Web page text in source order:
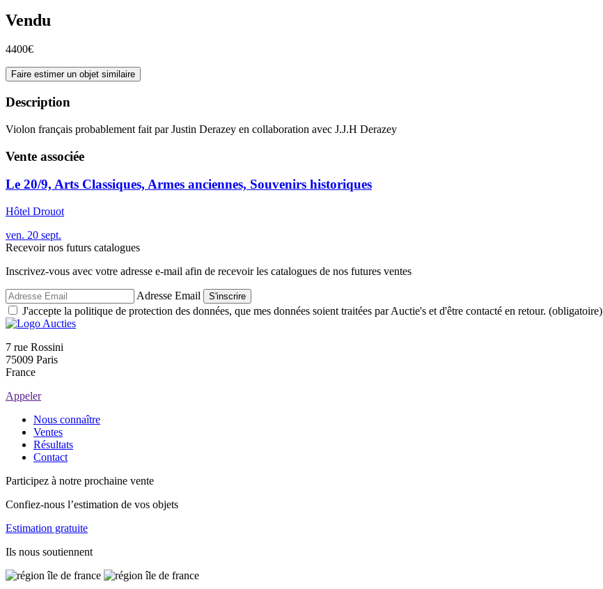
Vendu
4400€
Faire estimer un objet similaire
Description
Violon français probablement fait par Justin Derazey en collaboration avec J.J.H Derazey
Vente associée
Le 20/9, Arts Classiques, Armes anciennes, Souvenirs historiques
Hôtel Drouot
ven. 20 sept.
Recevoir nos futurs catalogues
Inscrivez-vous avec votre adresse e-mail afin de recevoir les catalogues de nos futures ventes
Adresse Email S'inscrire
J'accepte la politique de protection des données, que mes données soient traitées par Auctie's et d'être contacté en retour. (obligatoire)
7 rue Rossini
75009 Paris
France
Appeler
Nous connaître
Ventes
Résultats
Contact
Participez à notre prochaine vente
Confiez-nous l’estimation de vos objets
Estimation gratuite
Ils nous soutiennent